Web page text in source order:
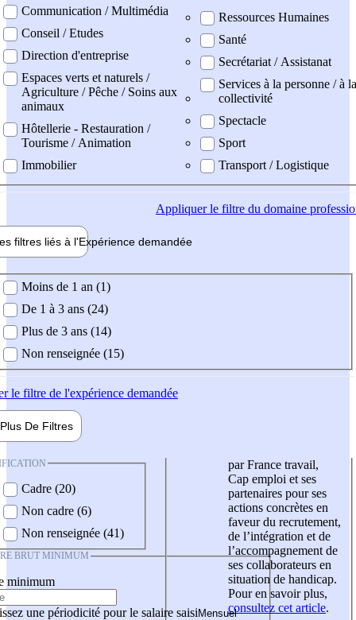
Communication / Multimédia
Conseil / Etudes
Direction d'entreprise
Espaces verts et naturels /
Agriculture / Pêche / Soins aux
animaux
Hôtellerie - Restauration /
Tourisme / Animation
Immobilier
Ressources Humaines
Santé
Secrétariat / Assistanat
Services à la personne / à la
collectivité
Spectacle
Sport
Transport / Logistique
Appliquerle filtre du domaine
filtres liés à l'Expérience demandée
demandée
Moins de 1 an (1)
De 1 à 3 ans (24)
Plus de 3 ans (14)
Non renseignée (15)
le filtre de l'expérience demandée
Plus De Filtres
Cadre (20)
Non cadre (6)
Non renseignée (41)
BRUT MINIMUM
minimum
une périodicité pour le salaire saisi
par France travail,
Cap emploi et ses
partenaires pour ses
actions concrètes en
faveur du recrutement,
de l’intégration et de
l’accompagnement de
ses collaborateurs en
situation de handicap.
Pour en savoir plus,
consultez cet article.